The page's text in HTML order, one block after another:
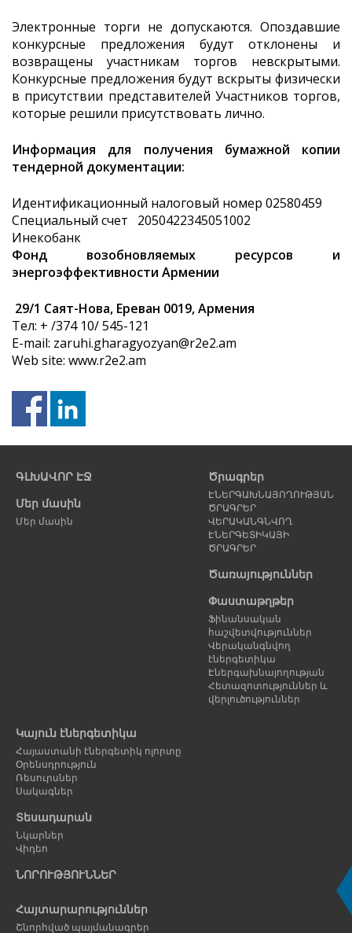
Электронные торги не допускаются. Опоздавшие
конкурсные предложения будут отклонены и
возвращены участникам торгов невскрытыми.
Конкурсные предложения будут вскрыты физически
в присутствии представителей Участников торгов,
которые решили присутствовать лично.
Информация для получения бумажной копии
тендерной документации:
Идентификационный налоговый номер 02580459
Специальный счет 2050422345051002
Инекобанк
Фонд возобновляемых ресурсов и
энергоэффективности Армении
29/1 Саят-Нова, Ереван 0019, Армения
Тел: + /374 10/ 545-121
E-mail: zaruhi.gharagyozyan@r2e2.am
Web site: www.r2e2.am
էջ
ԳԼԽԱՎՈՐ ԷՋ
Մեր մասին
Մեր մասին
Ծրագրեր
ԷՆԵՐԳԱԽՆԱՅՈՂՈՒԹՅԱՆ
ԾՐԱԳՐԵՐ
ՎԵՐԱԿԱՆԳՆՎՈՂ
ԷՆԵՐԳԵՏԻԿԱՅԻ
ԾՐԱԳՐԵՐ
Ծառայություններ
Փաստաթղթեր
Ֆինանսական
հաշվետվություններ
Վերականգնվող
էներգետիկա
Էներգախնայողության
Հետազոտություններ և
վերլուծություններ
Կայուն էներգետիկա
Հայաստանի էներգետիկ ոլորտը
Օրենսդրություն
Ռեսուրսներ
Սակագներ
Տեսադարան
Նկարներ
Վիդեո
ՆՈՐՈՒԹՅՈՒՆՆԵՐ
Հայտարարություններ
Շնորհված պայմանագրեր